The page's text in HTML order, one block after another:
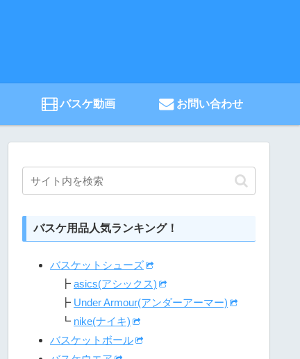
バスケ動画 お問い合わせ
バスケ用品人気ランキング！
バスケットシューズ
┣ asics(アシックス)
┣ Under Armour(アンダーアーマー)
┗ nike(ナイキ)
バスケットボール